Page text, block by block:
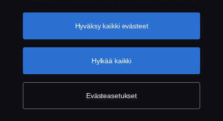
kestävä Scania on rakennettu uusille palveluille ja digitaalisille
sovelluksille, jotka vahvistavat yrityksesi suorituskykyä
entisestään.
parantamiseksi, kun hyväksyt evästeet. Klikkaamalla
"Hyväksyn evästeet" annat suostumuksesi kaikkien
evästeistä löydät täältä: Lisätietoja yksityisyydestäsi
Evästeasetukset
Hylkää kaikki
Hyväksy kaikki evästeet